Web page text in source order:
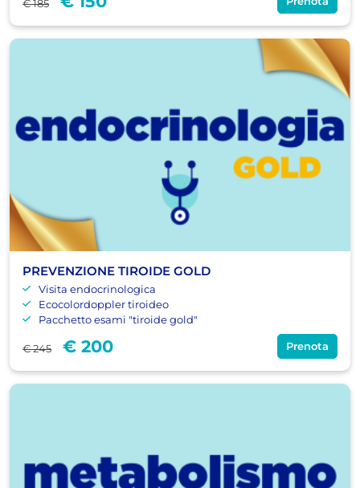
€ 185
PREVENZIONE TIROIDE GOLD
Visita endocrinologica
Ecocolordoppler tiroideo
Pacchetto esami "tiroide gold"
€ 245 € 200 Prenota